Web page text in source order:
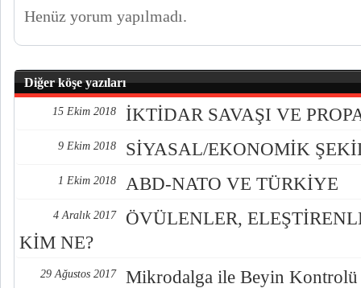
Henüz yorum yapılmadı.
Diğer köşe yazıları
15 Ekim 2018 İKTİDAR SAVAŞI VE
9 Ekim 2018 SİYASAL/EKONOMİK
1 Ekim 2018 ABD-NATO VE TÜRKİYE
4 Aralık 2017
ÖVÜLENLER,
KİM NE?
29 Ağustos 2017 Mikrodalga ile Beyin Kontrolü